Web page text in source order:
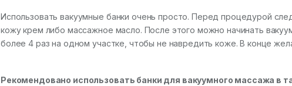
Использовать вакуумные банки очень просто. Перед процедурой
кожу крем либо массажное масло. После этого можно начинать
более 4 раз на одном участке, чтобы не навредить коже. В конце
Рекомендовано использовать банки для вакуумного массажа в